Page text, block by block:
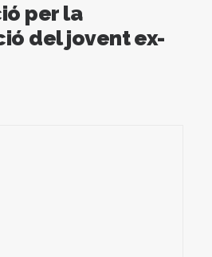
per la
del jovent ex-